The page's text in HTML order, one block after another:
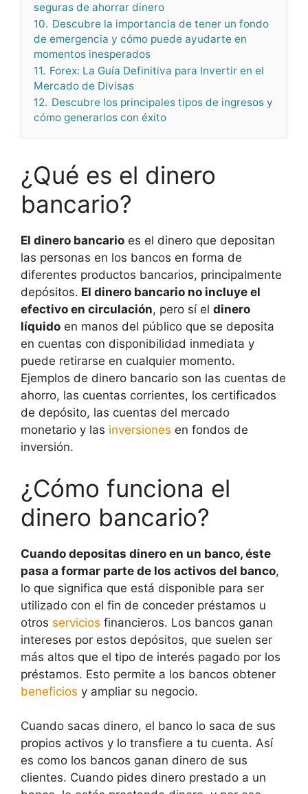
seguras de ahorrar dinero
10. Descubre la importancia de tener un fondo
de emergencia y cómo puede ayudarte en
momentos inesperados
11. Forex: La Guía Definitiva para Invertir en el
Mercado de Divisas
12. Descubre los principales tipos de ingresos y
cómo generarlos con éxito
¿Qué es el dinero
bancario?
El dinero bancario es el dinero que depositan
las personas en los bancos en forma de
diferentes productos bancarios, principalmente
depósitos. El dinero bancario no incluye el
efectivo en circulación, pero sí el dinero
líquido en manos del público que se deposita
en cuentas con disponibilidad inmediata y
puede retirarse en cualquier momento.
Ejemplos de dinero bancario son las cuentas de
ahorro, las cuentas corrientes, los certificados
de depósito, las cuentas del mercado
monetario y las inversiones en fondos de
inversión.
¿Cómo funciona el
dinero bancario?
Cuando depositas dinero en un banco, éste
pasa a formar parte de los activos del banco,
lo que significa que está disponible para ser
utilizado con el fin de conceder préstamos u
otros servicios financieros. Los bancos ganan
intereses por estos depósitos, que suelen ser
más altos que el tipo de interés pagado por los
préstamos. Esto permite a los bancos obtener
beneficios y ampliar su negocio.
Cuando sacas dinero, el banco lo saca de sus
propios activos y lo transfiere a tu cuenta. Así
es como los bancos ganan dinero de sus
clientes. Cuando pides dinero prestado a un